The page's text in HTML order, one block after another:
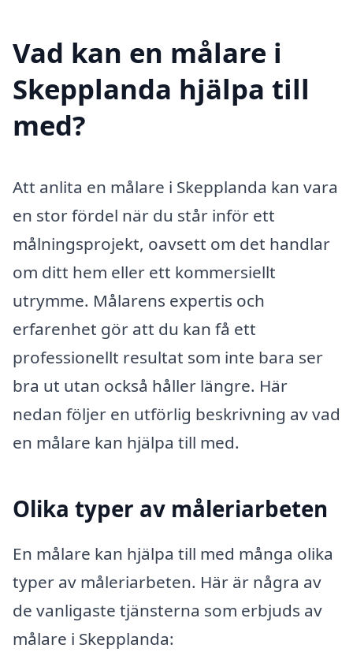
Vad kan en målare i
Skepplanda hjälpa till
med?
Att anlita en målare i Skepplanda kan vara
en stor fördel när du står inför ett
målningsprojekt, oavsett om det handlar
om ditt hem eller ett kommersiellt
utrymme. Målarens expertis och
erfarenhet gör att du kan få ett
professionellt resultat som inte bara ser
bra ut utan också håller längre. Här
nedan följer en utförlig beskrivning av vad
en målare kan hjälpa till med.
Olika typer av måleriarbeten
En målare kan hjälpa till med många olika
typer av måleriarbeten. Här är några av
de vanligaste tjänsterna som erbjuds av
målare i Skepplanda: